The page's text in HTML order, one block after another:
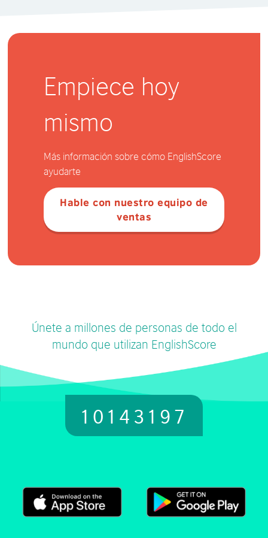
Empiece hoy
mismo
Más información sobre cómo EnglishScore
ayudarte
Hable con nuestro equipo de
ventas
Únete a millones de personas de todo el
mundo que utilizan EnglishScore
10143197